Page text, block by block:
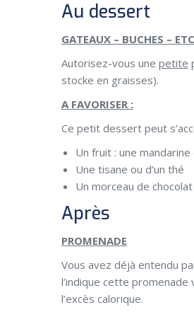
Au dessert
GATEAUX – BUCHES –
Autorisez-vous une petite
stocke en graisses).
A FAVORISER :
Ce petit dessert peut
Un fruit : une
Une tisane ou d’un thé
Un morceau de
Après
PROMENADE
Vous avez déjà entendu
l’indique cette
l’excès calorique.